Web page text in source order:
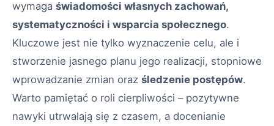
wymaga świadomości własnych zachowań,
systematyczności i wsparcia społecznego.
Kluczowe jest nie tylko wyznaczenie celu, ale i
stworzenie jasnego planu jego realizacji, stopniowe
wprowadzanie zmian oraz śledzenie postępów.
Warto pamiętać o roli cierpliwości – pozytywne
nawyki utrwalają się z czasem, a docenianie